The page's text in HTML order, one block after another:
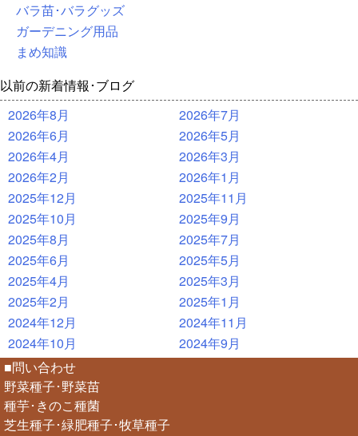
バラ苗･バラグッズ
ガーデニング用品
まめ知識
以前の新着情報･ブログ
2026年8月
2026年7月
2026年6月
2026年5月
2026年4月
2026年3月
2026年2月
2026年1月
2025年12月
2025年11月
2025年10月
2025年9月
2025年8月
2025年7月
2025年6月
2025年5月
2025年4月
2025年3月
2025年2月
2025年1月
2024年12月
2024年11月
2024年10月
2024年9月
■問い合わせ
野菜種子･野菜苗
種芋･きのこ種菌
芝生種子･緑肥種子･牧草種子